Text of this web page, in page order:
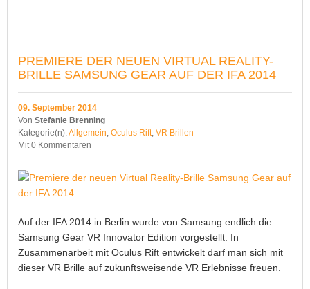
PREMIERE DER NEUEN VIRTUAL REALITY-
BRILLE SAMSUNG GEAR AUF DER IFA 2014
09. September 2014
Von Stefanie Brenning
Kategorie(n):Allgemein, Oculus Rift, VR Brillen
Mit0 Kommentaren
Auf der IFA 2014 in Berlin wurde von Samsung endlich die
Samsung Gear VR Innovator Edition vorgestellt. In
Zusammenarbeit mit Oculus Rift entwickelt darf man sich mit
dieser VR Brille auf zukunftsweisende VR Erlebnisse freuen.